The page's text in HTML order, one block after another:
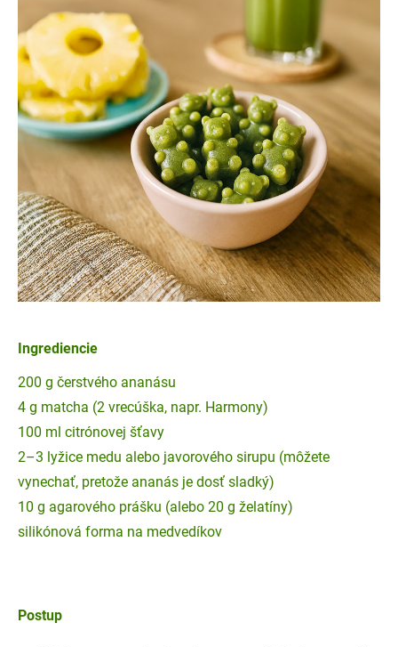
Ingrediencie
200 g čerstvého ananásu
4 g matcha (2 vrecúška, napr. Harmony)
100 ml citrónovej šťavy
2–3 lyžice medu alebo javorového sirupu (môžete
vynechať, pretože ananás je dosť sladký)
10 g agarového prášku (alebo 20 g želatíny)
silikónová forma na medvedíkov
Postup